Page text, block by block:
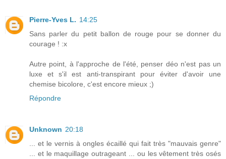
Pierre-Yves L. 14:25
Sans parler du petit ballon de rouge pour se donner du
courage ! :x
Autre point, à l'approche de l'été, penser déo n'est pas un
luxe et s'il est anti-transpirant pour éviter d'avoir une
chemise bicolore, c'est encore mieux ;)
Répondre
Unknown 20:18
... et le vernis à ongles écaillé qui fait très "mauvais genre"
... et le maquillage outrageant ... ou les vêtement très osés